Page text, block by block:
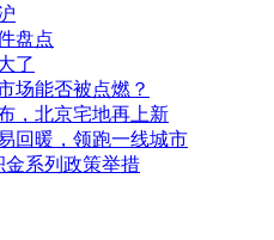
盘点
了
场能否被点燃？
，北京宅地再上新
回暖，领跑一线城市
金系列政策举措